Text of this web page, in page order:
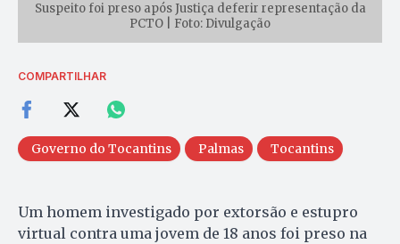
Suspeito foi preso após Justiça deferir representação da
PCTO | Foto: Divulgação
COMPARTILHAR
Governo do Tocantins Palmas Tocantins
Um homem investigado por extorsão e estupro
virtual contra uma jovem de 18 anos foi preso na